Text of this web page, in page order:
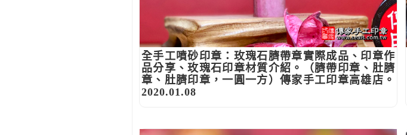
全手工噴砂印章：玫瑰石臍帶章實際成品、印章作
品分享、玫瑰石印章材質介紹。（臍帶印章、肚臍
章、肚臍印章，一圓一方）傳家手工印章高雄店。
2020.01.08